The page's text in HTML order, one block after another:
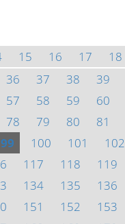
15 16 17 18
36 37 38 39
57 58 59 60
78 79 80 81
99 100 101 102
117 118 119
134 135 136
151 152 153